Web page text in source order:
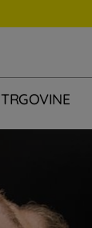
TRGOVINE